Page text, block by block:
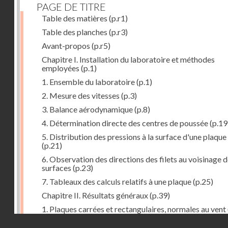
PAGE DE TITRE
Table des matières (p.r1)
Table des planches (p.r3)
Avant-propos (p.r5)
Chapitre I. Installation du laboratoire et méthodes
employées (p.1)
1. Ensemble du laboratoire(p.1)
2. Mesure des vitesses (p.3)
3. Balance aérodynamique(p.8)
4. Détermination directe des centres de poussée
5. Distribution des pressions à la surface d'une plaque
(p.21)
6. Observation des directions des filets au voisinage
surfaces (p.23)
7. Tableaux des calculs relatifs à une plaque(p.25)
Chapitre II. Résultats généraux(p.39)
1. Plaques carrées et rectangulaires, normales au vent